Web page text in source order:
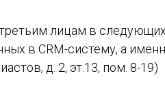
лицам в следующих
в CRM-систему, а
д. 2, эт.13, пом. 8-19)